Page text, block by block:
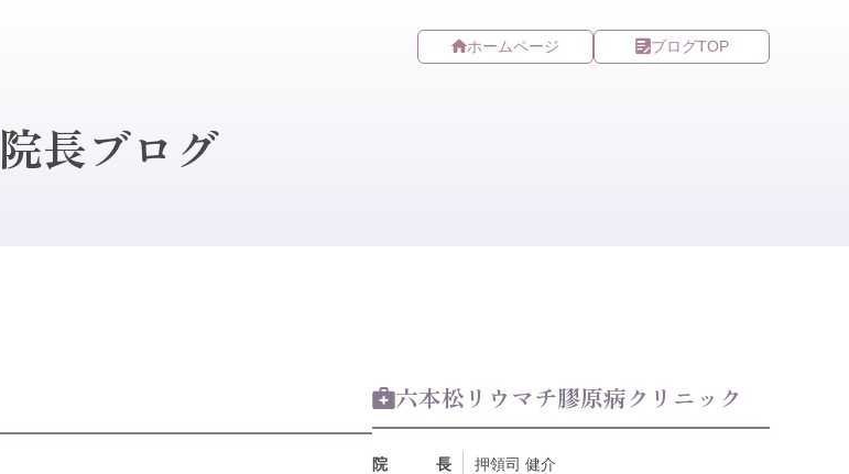
ホームページ ブログTOP
院長ブログ
六本松リウマチ膠原病クリニック
院長
押領司 健介